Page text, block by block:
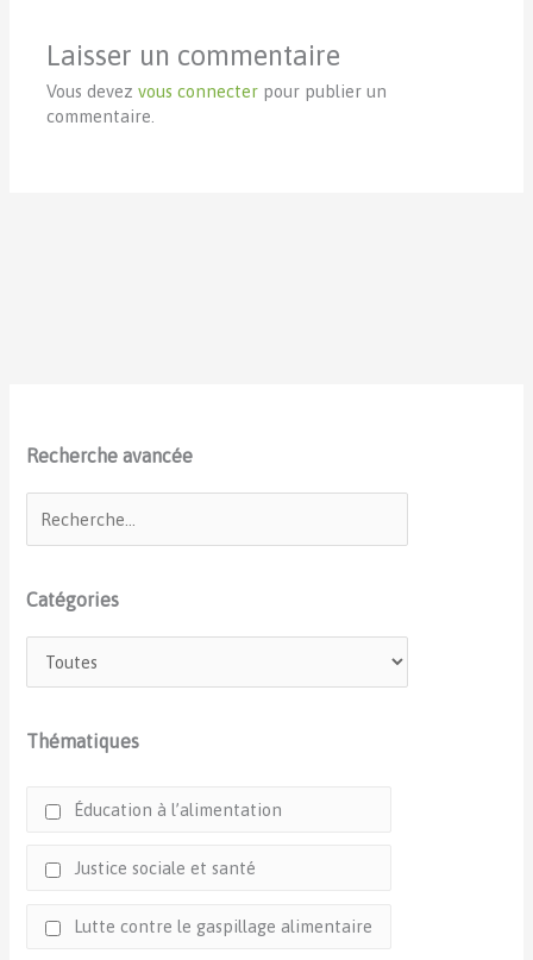
Laisser un commentaire
Vous devezvous connecter pour publier un
commentaire.
Recherche avancée
Catégories
Thématiques
Éducation à l’alimentation
Justice sociale et santé
Lutte contre le gaspillage alimentaire